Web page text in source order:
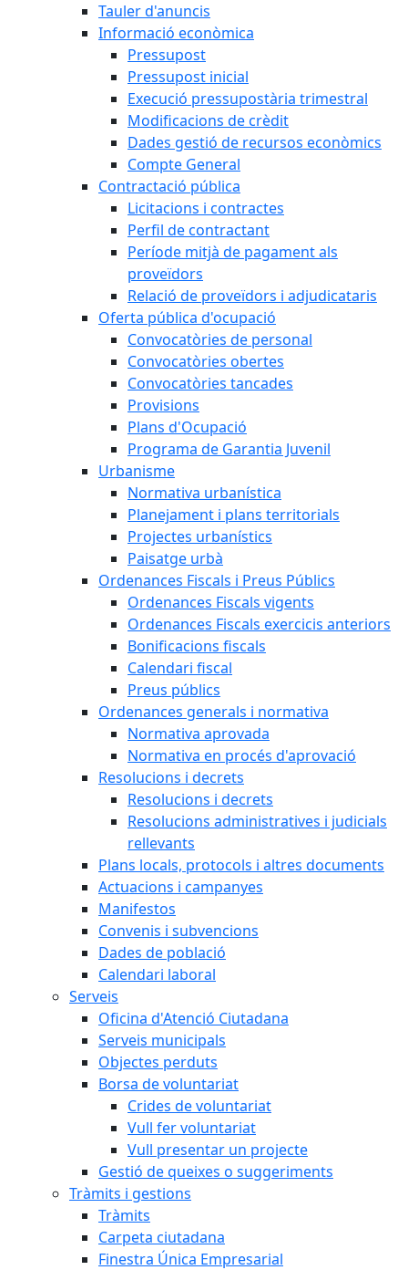
Tauler d'anuncis
Informació econòmica
Pressupost
Pressupost inicial
Execució pressupostària trimestral
Modificacions de crèdit
Dades gestió de recursos econòmics
Compte General
Contractació pública
Licitacions i contractes
Perfil de contractant
Període mitjà de pagament als
proveïdors
Relació de proveïdors i adjudicataris
Oferta pública d'ocupació
Convocatòries de personal
Convocatòries obertes
Convocatòries tancades
Provisions
Plans d'Ocupació
Programa de Garantia Juvenil
Urbanisme
Normativa urbanística
Planejament i plans territorials
Projectes urbanístics
Paisatge urbà
Ordenances Fiscals i Preus Públics
Ordenances Fiscals vigents
Ordenances Fiscals exercicis anteriors
Bonificacions fiscals
Calendari fiscal
Preus públics
Ordenances generals i normativa
Normativa aprovada
Normativa en procés d'aprovació
Resolucions i decrets
Resolucions i decrets
Resolucions administratives i judicials
rellevants
Plans locals, protocols i altres documents
Actuacions i campanyes
Manifestos
Convenis i subvencions
Dades de població
Calendari laboral
Serveis
Oficina d'Atenció Ciutadana
Serveis municipals
Objectes perduts
Borsa de voluntariat
Crides de voluntariat
Vull fer voluntariat
Vull presentar un projecte
Gestió de queixes o suggeriments
Tràmits i gestions
Tràmits
Carpeta ciutadana
Finestra Única Empresarial